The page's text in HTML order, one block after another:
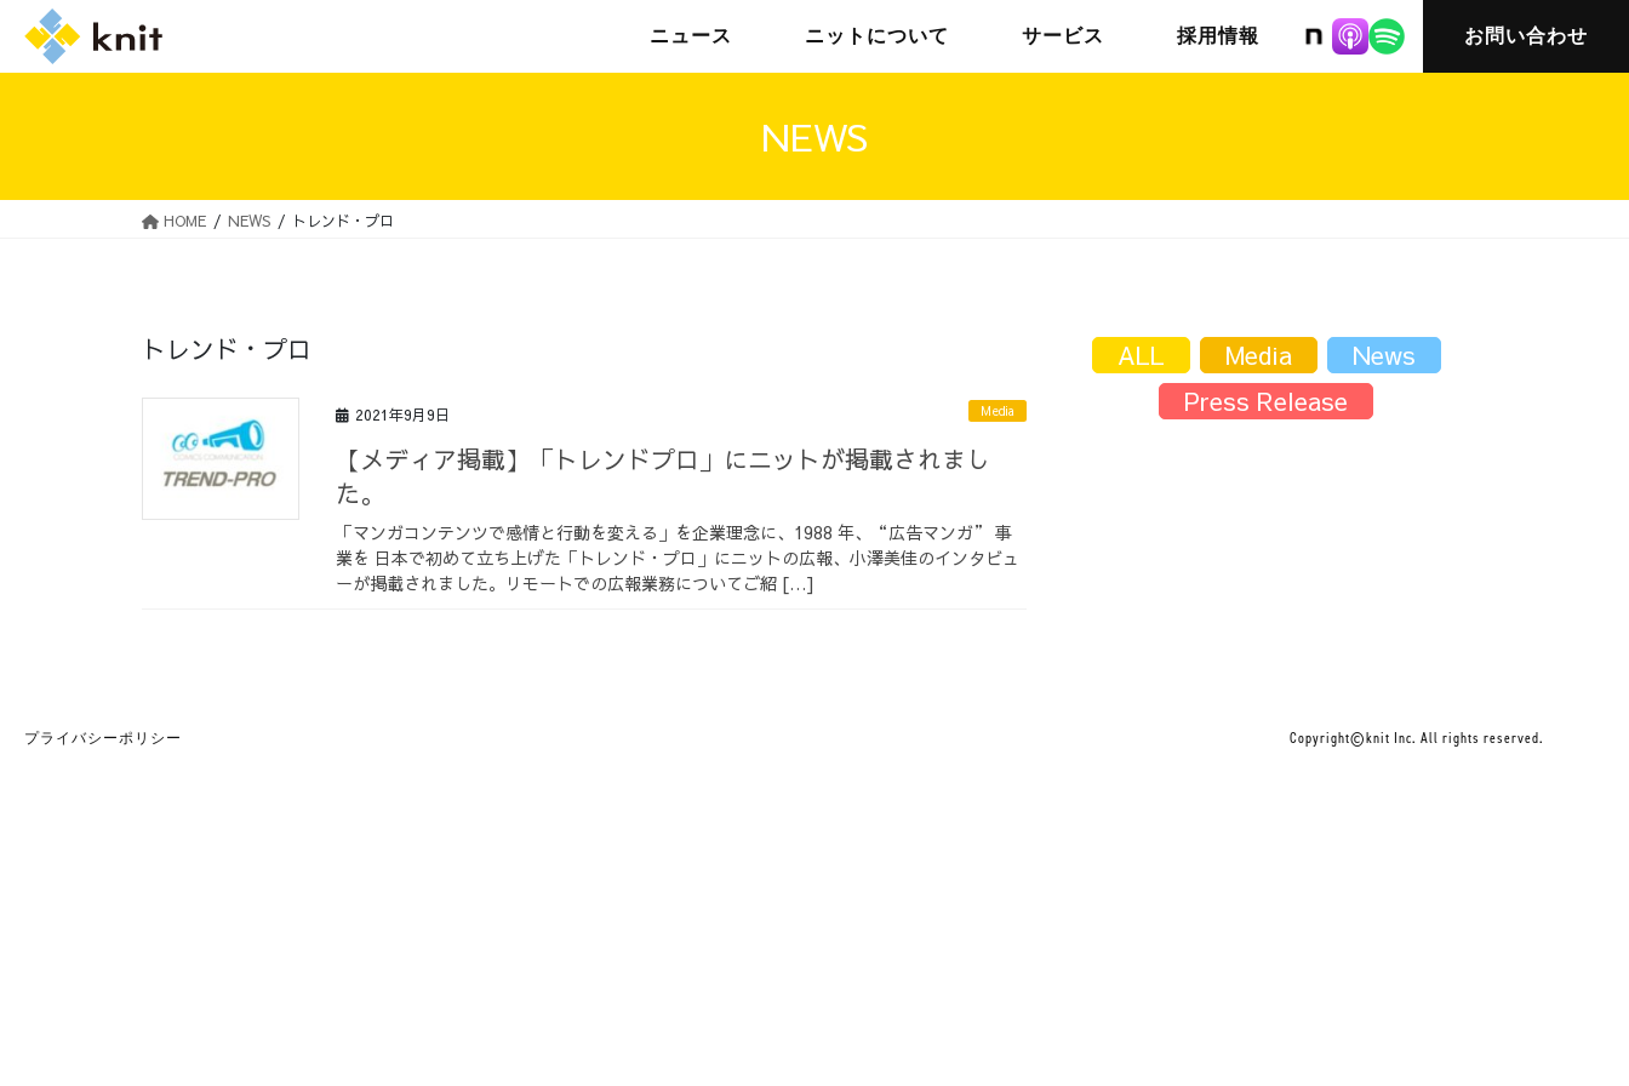
株式会社ニット
ニュース ニットについて サービス 採用情報 お問い合わせ
NEWS
HOME NEWS トレンド・プロ
トレンド・プロ
2021年9月9日 Media
【メディア掲載】「トレンドプロ」にニットが掲載されまし
た。
「マンガコンテンツで感情と行動を変える」を企業理念に、1988 年、“広告マンガ” 事
業を 日本で初めて立ち上げた「トレンド・プロ」にニットの広報、小澤美佳のインタビュ
ーが掲載されました。リモートでの広報業務についてご紹 […]
ALL Media
News
Press Release
プライバシーポリシー Copyright©knit Inc. All rights reserved.